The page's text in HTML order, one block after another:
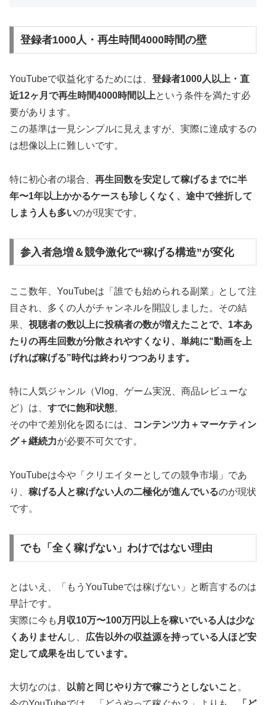
登録者1000人・再生時間4000時間の壁
YouTubeで収益化するためには、 登録者1000人以上・直
近12ヶ月で再生時間4000時間以上という条件を満たす必
要があります。
この基準は一見シンプルに見えますが、実際に達成するの
は想像以上に難しいです。
特に初心者の場合、 再生回数を安定して稼げるまでに半
年〜1年以上かかるケースも珍しくなく、途中で挫折して
しまう人も多いのが現実です。
参入者急増＆競争激化で“稼げる構造”が変化
ここ数年、YouTubeは「誰でも始められる副業」として注
目され、多くの人がチャンネルを開設しました。その結
果、 視聴者の数以上に投稿者の数が増えたことで、1本あ
たりの再生回数が分散されやすくなり、単純に“動画を上
げれば稼げる”時代は終わりつつあります。
特に人気ジャンル（Vlog、ゲーム実況、商品レビューな
ど）は、 すでに飽和状態。
その中で差別化を図るには、
コンテンツ力＋マーケティン
グ＋継続力が必要不可欠です。
YouTubeは今や「クリエイターとしての競争市場」であ
り、 稼げる人と稼げない人の二極化が進んでいるのが現状
です。
でも「全く稼げない」わけではない理由
とはいえ、「もうYouTubeでは稼げない」と断言するのは
早計です。
実際に今も 月収10万〜100万円以上を稼いでいる人は少な
くありませんし、 広告以外の収益源を持っている人ほど安
定して成果を出しています。
大切なのは、 以前と同じやり方で稼ごうとしないこと。